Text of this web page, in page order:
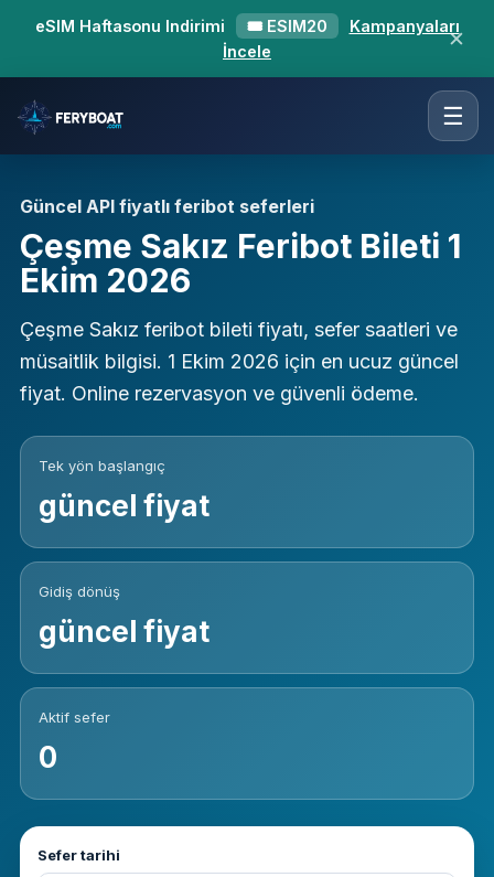
eSIM Haftasonu Indirimi 🎟 ESIM20
Kampanyaları
İncele
✕
☰
Güncel API fiyatlı feribot seferleri
Çeşme Sakız Feribot Bileti 1
Ekim 2026
Çeşme Sakız feribot bileti fiyatı, sefer saatleri ve
müsaitlik bilgisi. 1 Ekim 2026 için en ucuz güncel
fiyat. Online rezervasyon ve güvenli ödeme.
Tek yön başlangıç
güncel fiyat
Gidiş dönüş
güncel fiyat
Aktif sefer
0
Sefer tarihi